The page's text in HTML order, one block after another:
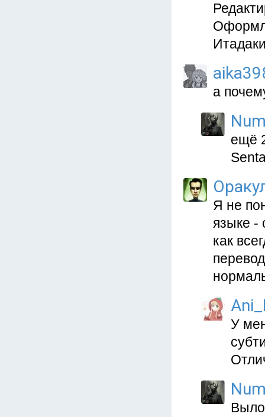
а
ещё
Я не
языке -
как
У